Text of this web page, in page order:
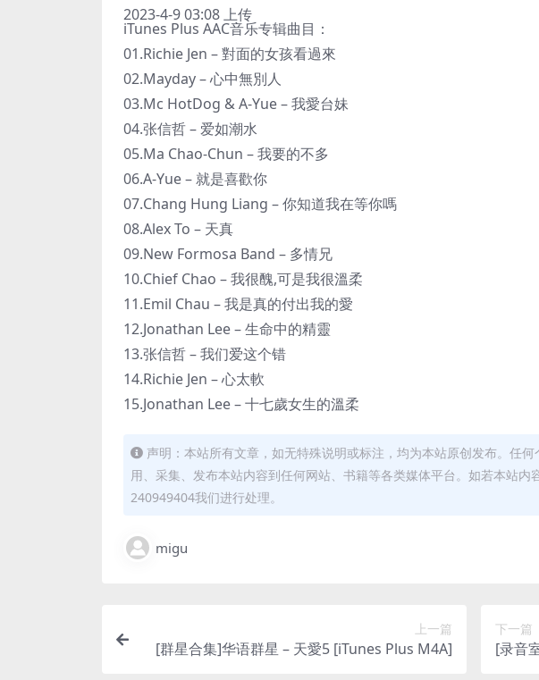
2023-4-9 03:08 上传
iTunes Plus AAC音乐专辑曲目：
01.Richie Jen – 對面的女孩看過來
02.Mayday – 心中無別人
03.Mc HotDog & A-Yue – 我愛台妹
04.张信哲 – 爱如潮水
05.Ma Chao-Chun – 我要的不多
06.A-Yue – 就是喜歡你
07.Chang Hung Liang – 你知道我在等你嗎
08.Alex To – 天真
09.New Formosa Band – 多情兄
10.Chief Chao – 我很醜,可是我很溫柔
11.Emil Chau – 我是真的付出我的愛
12.Jonathan Lee – 生命中的精靈
13.张信哲 – 我们爱这个错
14.Richie Jen – 心太軟
15.Jonathan Lee – 十七歲女生的溫柔
声明：本站所有文章，如无特殊说明或标注，均为本站原创发布。任
用、采集、发布本站内容到任何网站、书籍等各类媒体平台。如若本站内
240949404我们进行处理。
migu
上一篇
[群星合集]华语群星 – 天愛5 [iTunes Plus M4A]
下一篇
[录音